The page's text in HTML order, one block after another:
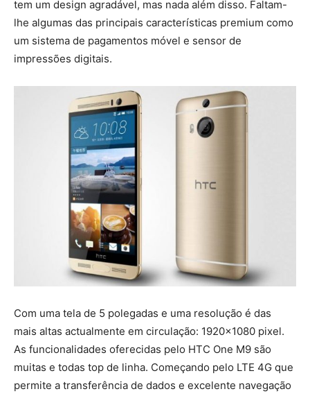
tem um design agradável, mas nada além disso. Faltam-
lhe algumas das principais características premium como
um sistema de pagamentos móvel e sensor de
impressões digitais.
Com uma tela de 5 polegadas e uma resolução é das
mais altas actualmente em circulação: 1920×1080 pixel.
As funcionalidades oferecidas pelo HTC One M9 são
muitas e todas top de linha. Começando pelo LTE 4G que
permite a transferência de dados e excelente navegação